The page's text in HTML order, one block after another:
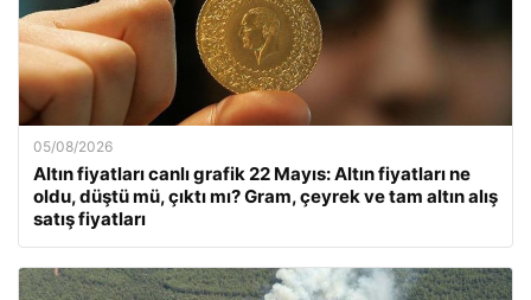
05/08/2026
Altın fiyatları canlı grafik 22 Mayıs: Altın fiyatları ne
oldu, düştü mü, çıktı mı? Gram, çeyrek ve tam altın alış
satış fiyatları